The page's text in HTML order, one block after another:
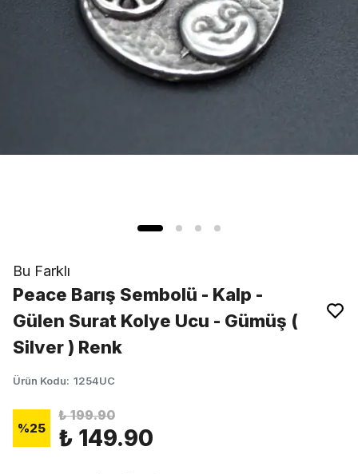
Bu Farklı
Peace Barış Sembolü - Kalp -
Gülen Surat Kolye Ucu - Gümüş (
Silver ) Renk
Ürün Kodu: 1254UC
%25
₺ 199.90
₺ 149.90